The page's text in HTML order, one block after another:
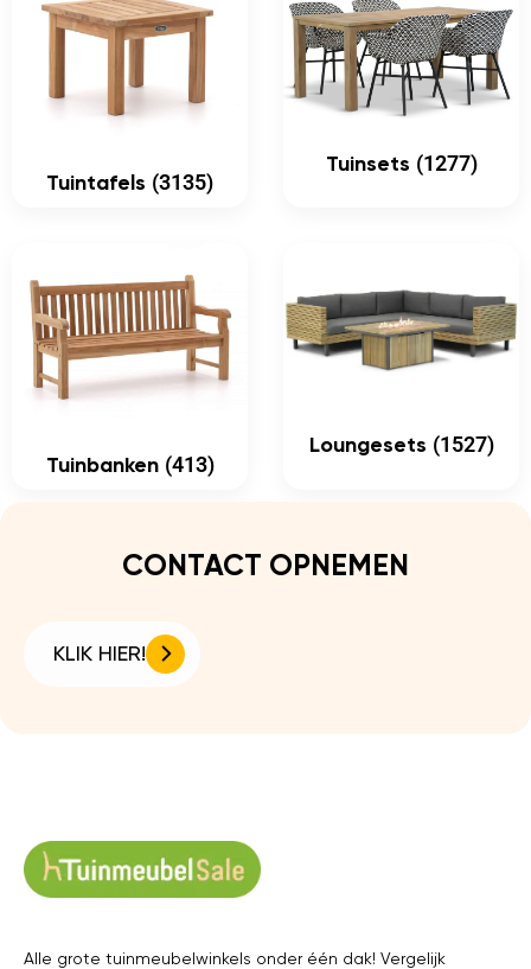
Tuintafels (3135)
Tuinsets (1277)
Tuinbanken (413)
Loungesets (1527)
CONTACT OPNEMEN
KLIK HIER!
Alle grote tuinmeubelwinkels onder één dak! Vergelijk